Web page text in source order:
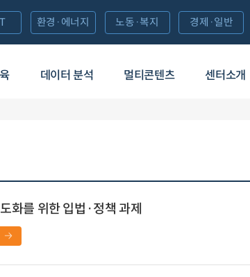
데이터 분석 멀티콘텐츠 센터소개
환경·에너지 노동·복지 경제·일반
화를 위한 입법·정책 과제